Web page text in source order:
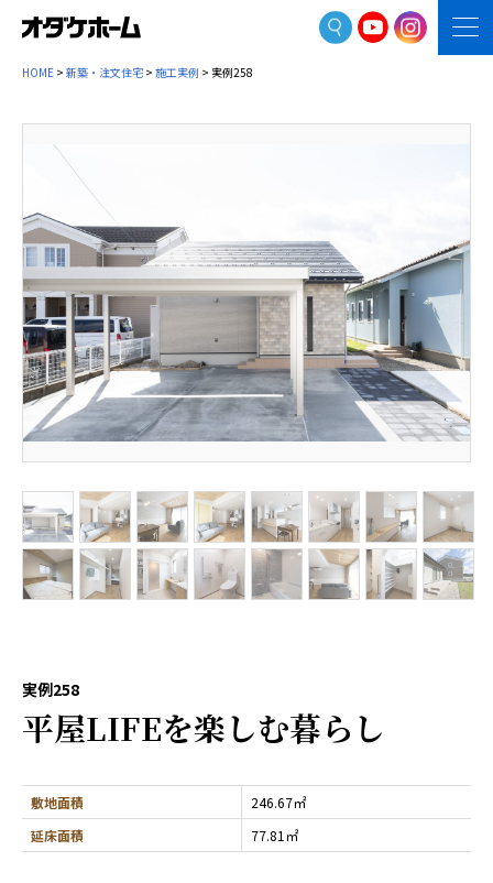
HOME > 新築・注文住宅 > 施工実例 > 実例258
実例258
平屋LIFEを楽しむ暮らし
敷地面積
246.67㎡
延床面積
77.81㎡